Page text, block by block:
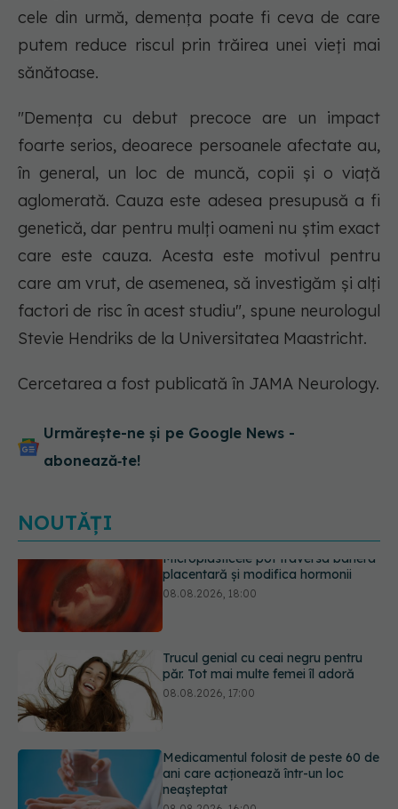
cele din urmă, demența poate fi ceva de care
putem reduce riscul prin trăirea unei vieți mai
sănătoase.
"Demența cu debut precoce are un impact
foarte serios, deoarece persoanele afectate au,
în general, un loc de muncă, copii și o viață
aglomerată. Cauza este adesea presupusă a fi
genetică, dar pentru mulți oameni nu știm exact
care este cauza. Acesta este motivul pentru
care am vrut, de asemenea, să investigăm și alți
factori de risc în acest studiu", spune neurologul
Stevie Hendriks de la Universitatea Maastricht.
Cercetarea a fost publicată în JAMA Neurology.
Urmărește-ne și pe Google News -
abonează‑te!
NOUTĂȚI
Trucul genial cu ceai negru pentru
păr. Tot mai multe femei îl adoră
Medicamentul folosit de peste 60 de
ani care acționează într-un loc
Trucul simplu care face pepenele
verde mult mai ușor de tăiat